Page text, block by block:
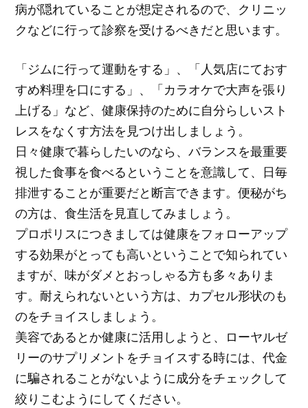
病が隠れていることが想定されるので、クリニッ
クなどに行って診察を受けるべきだと思います。
「ジムに行って運動をする」、「人気店にておす
すめ料理を口にする」、「カラオケで大声を張り
上げる」など、健康保持のために自分らしいスト
レスをなくす方法を見つけ出しましょう。
日々健康で暮らしたいのなら、バランスを最重要
視した食事を食べるということを意識して、日毎
排泄することが重要だと断言できます。便秘がち
の方は、食生活を見直してみましょう。
プロポリスにつきましては健康をフォローアップ
する効果がとっても高いということで知られてい
ますが、味がダメとおっしゃる方も多々ありま
す。耐えられないという方は、カプセル形状のも
のをチョイスしましょう。
美容であるとか健康に活用しようと、ローヤルゼ
リーのサプリメントをチョイスする時には、代金
に騙されることがないように成分をチェックして
絞りこむようにしてください。